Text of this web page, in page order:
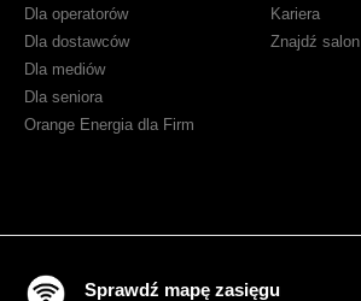
Dla operatorów
Dla dostawców
Dla mediów
Dla seniora
Orange Energia dla Firm
Kariera
Znajdź salon
Sprawdź mapę zasięgu